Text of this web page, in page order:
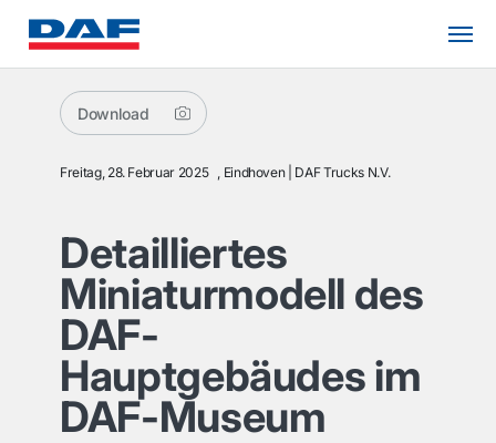
Download
Freitag, 28. Februar 2025 , Eindhoven DAF Trucks N.V.
Detailliertes
Miniaturmodell des
DAF-
Hauptgebäudes im
DAF-Museum